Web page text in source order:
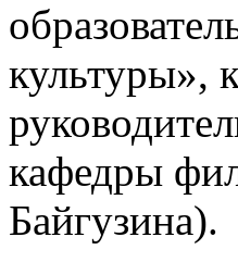
культуры»,
кафедры
Байгузина).